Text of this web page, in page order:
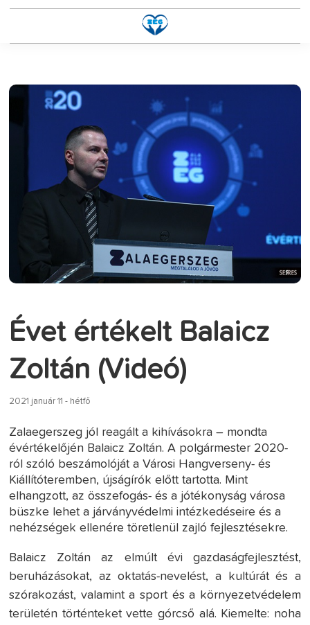
Évet értékelt Balaicz
Zoltán (Videó)
2021 január 11 - hétfő
Zalaegerszeg jól reagált a kihívásokra – mondta
évértékelőjén Balaicz Zoltán. A polgármester 2020-
ról szóló beszámolóját a Városi Hangverseny- és
Kiállítóteremben, újságírók előtt tartotta. Mint
elhangzott, az összefogás- és a jótékonyság városa
büszke lehet a járványvédelmi intézkedéseire és a
nehézségek ellenére töretlenül zajló fejlesztésekre.
Balaicz Zoltán az elmúlt évi gazdaságfejlesztést,
beruházásokat, az oktatás-nevelést, a kultúrát és a
szórakozást, valamint a sport és a környezetvédelem
területén történteket vette górcső alá. Kiemelte: noha